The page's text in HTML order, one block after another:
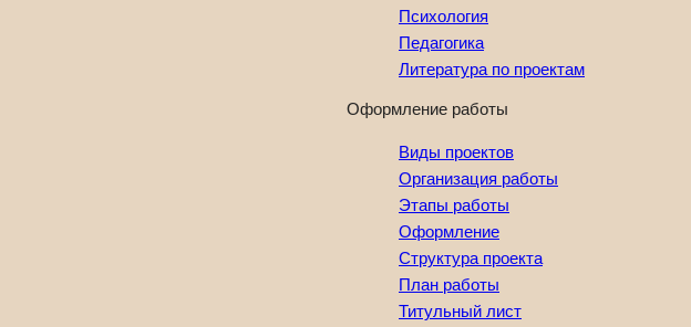
Психология
Педагогика
Литература по проектам
Оформление работы
Виды проектов
Организация работы
Этапы работы
Оформление
Структура проекта
План работы
Титульный лист